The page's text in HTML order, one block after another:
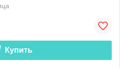
Купить